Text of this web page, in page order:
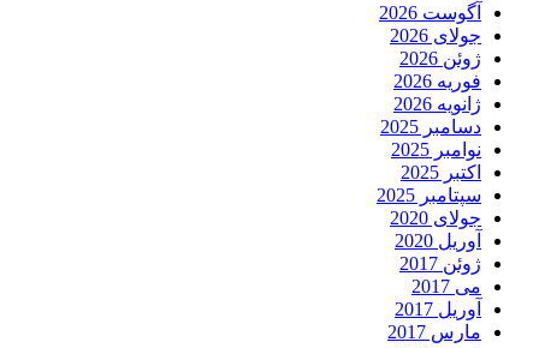
آگوست 2026
جولای 2026
ژوئن 2026
فوریه 2026
ژانویه 2026
دسامبر 2025
نوامبر 2025
اکتبر 2025
سپتامبر 2025
جولای 2020
آوریل 2020
ژوئن 2017
می 2017
آوریل 2017
مارس 2017